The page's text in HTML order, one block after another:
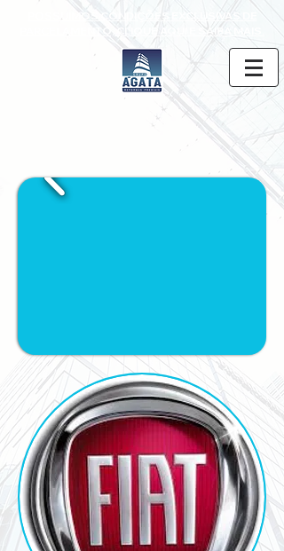
POSSUIMOS CONDIÇÕES EXCLUSIVAS DE
PARCELAMENTO, CLIQUE AQUI E SAIBA MAIS.